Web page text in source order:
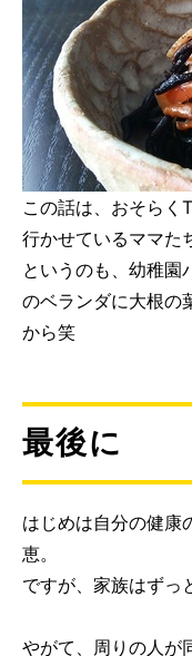
この話は、おそらく
行かせているママた
というのも、幼稚園
のベランダに大根の
から笑
最後に
はじめは自分の健康
恵。
ですが、家族はずっ
やがて、周りの人が